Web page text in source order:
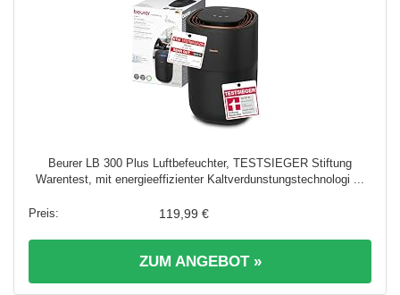
Beurer LB 300 Plus Luftbefeuchter, TESTSIEGER Stiftung
Warentest, mit energieeffizienter Kaltverdunstungstechnologi ...
119,99 €
ZUM ANGEBOT »